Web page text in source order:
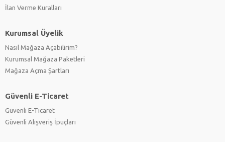
İlan Verme Kuralları
Kurumsal Üyelik
Nasıl Mağaza Açabilirim?
Kurumsal Mağaza Paketleri
Mağaza Açma Şartları
Güvenli E-Ticaret
Güvenli E-Ticaret
Güvenli Alışveriş İpuçları